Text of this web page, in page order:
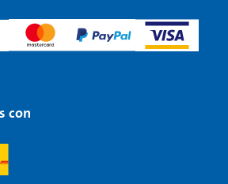
con